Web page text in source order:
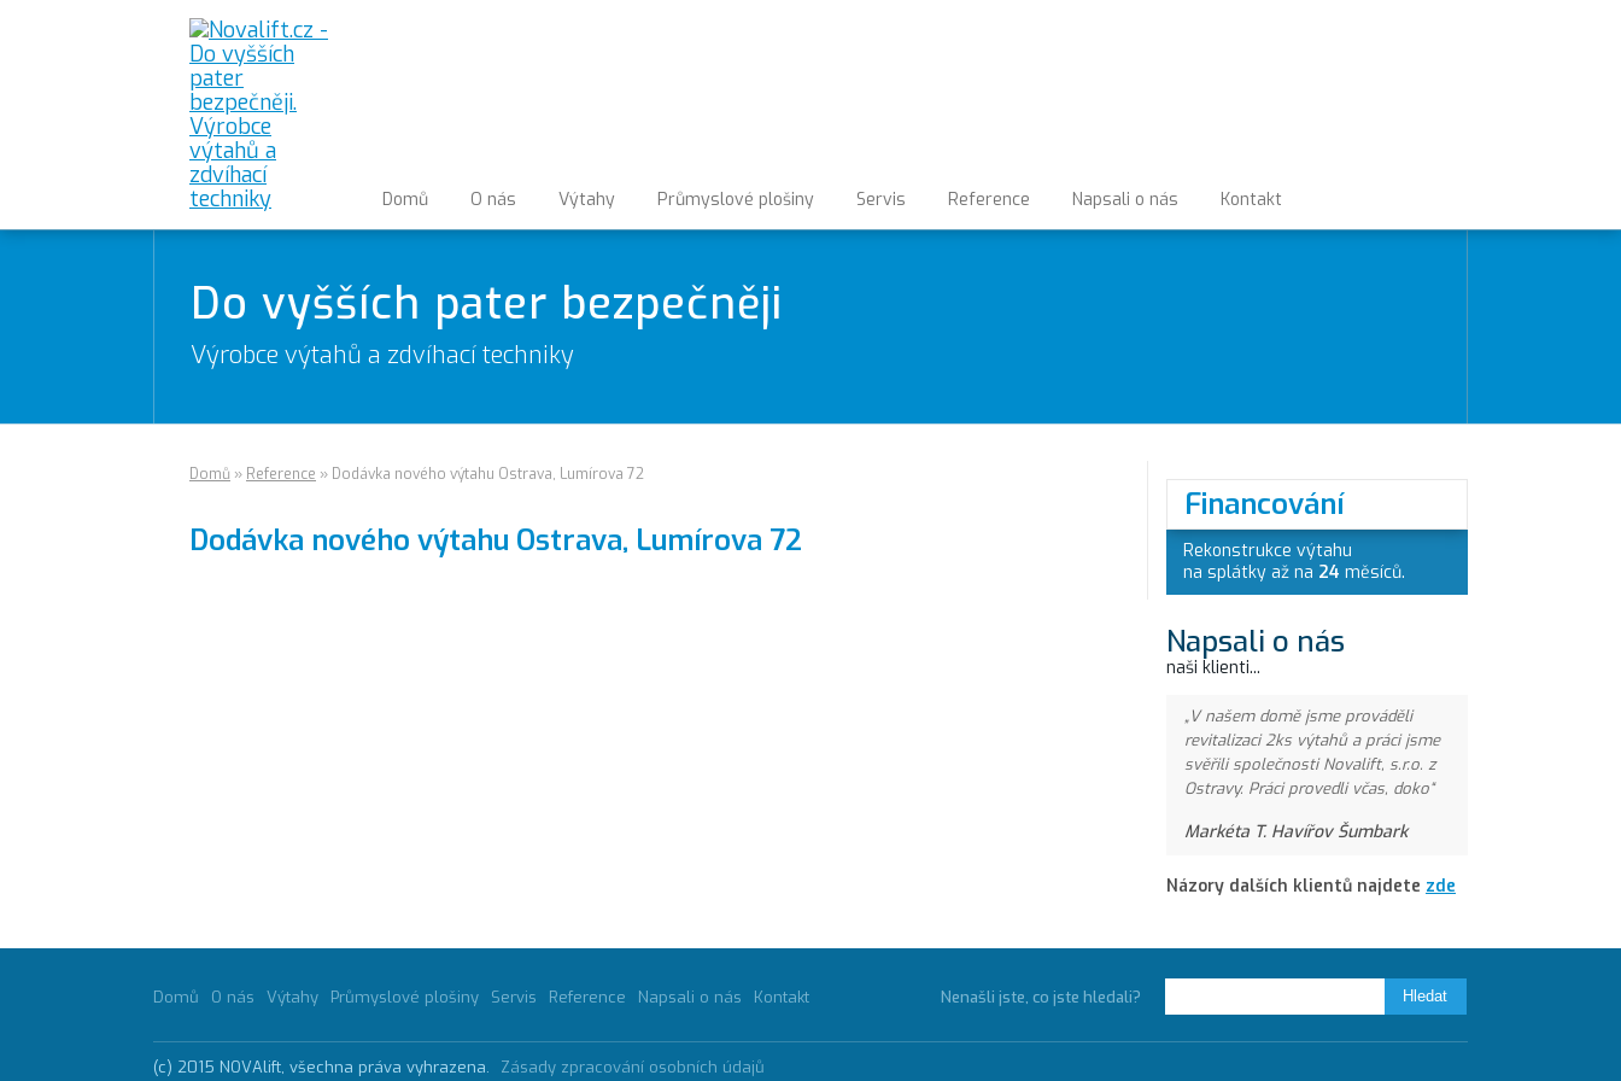
Domů O nás Výtahy Průmyslové plošiny Servis Reference Napsali o nás Kontakt
Do vyšších pater bezpečněji
Výrobce výtahů a zdvíhací techniky
Domů » Reference » Dodávka nového výtahu Ostrava, Lumírova 72
Dodávka nového výtahu Ostrava, Lumírova 72
Financování
Rekonstrukce výtahu
na splátky až na 24 měsíců.
Napsali o nás
naši klienti...
V našem domě jsme prováděli
revitalizaci 2ks výtahů a práci jsme
svěřili společnosti Novalift, s.r.o. z
Ostravy. Práci provedli včas, doko
Markéta T. Havířov Šumbark
Názory dalších klientů najdete zde
Domů O nás Výtahy Průmyslové plošiny Servis Reference Napsali o nás Kontakt Nenašli jste, co jste hledali?
(c) 2015 NOVAlift, všechna práva vyhrazena. Zásady zpracování osobních údajů